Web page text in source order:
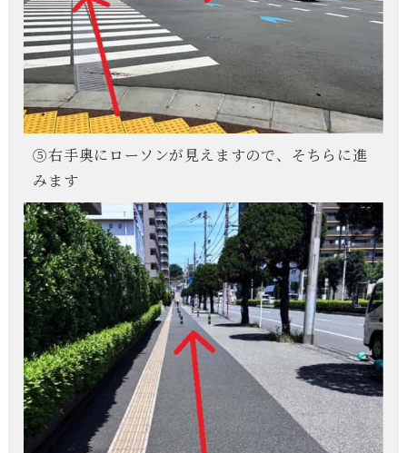
⑤右手奥にローソンが見えますので、そちらに進
みます